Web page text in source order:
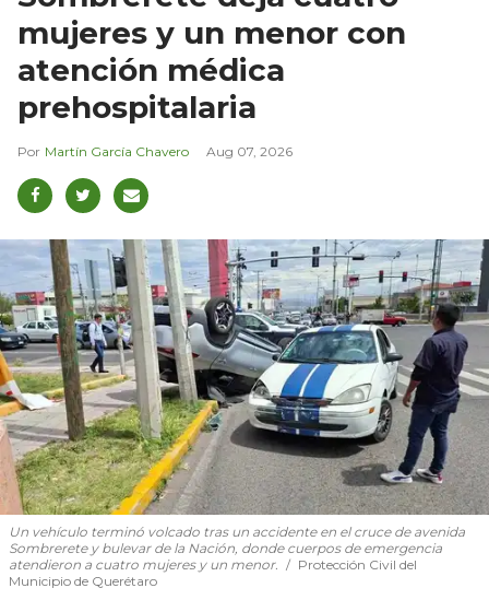
mujeres y un menor con
atención médica
prehospitalaria
Martín García Chavero Aug 07, 2026
Un vehículo terminó volcado tras un accidente en el cruce de avenida
Sombrerete y bulevar de la Nación, donde cuerpos de emergencia
atendieron a cuatro mujeres y un menor.
Protección Civil del
Municipio de Querétaro